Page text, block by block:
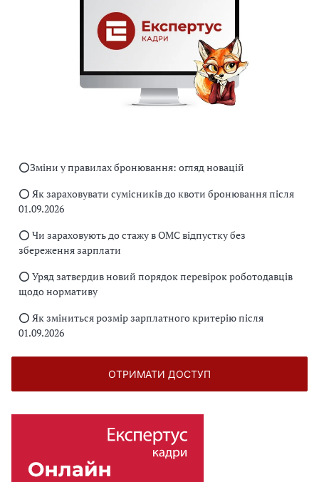
⭕️Зміни у правилах бронювання: огляд новацій
⭕️ Як зараховувати сумісників до квоти бронювання після
01.09.2026
⭕️ Чи зараховують до стажу в ОМС відпустку без
збереження зарплати
⭕️ Уряд затвердив новий порядок перевірок роботодавців
щодо нормативу
⭕️ Як зміниться розмір зарплатного критерію після
01.09.2026
ОТРИМАТИ ДОСТУП